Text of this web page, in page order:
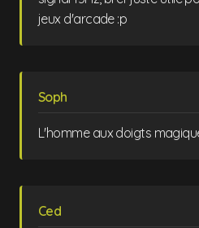
jeux d'arcade :p
Soph
L'homme aux doigts
Ced